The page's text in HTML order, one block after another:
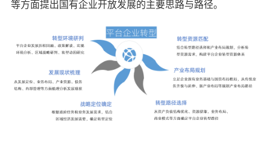
等方面提出国有企业开放发展的主要思路与路径。